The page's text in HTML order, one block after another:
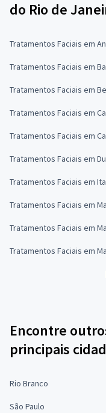
do Rio de
Tratamentos Faciais em
Tratamentos Faciais em
Tratamentos Faciais em
Tratamentos Faciais em
Tratamentos Faciais em
Tratamentos Faciais em
Tratamentos Faciais em
Tratamentos Faciais em
Tratamentos Faciais em
Tratamentos Faciais em
Encontre
principais
Rio Branco
São Paulo